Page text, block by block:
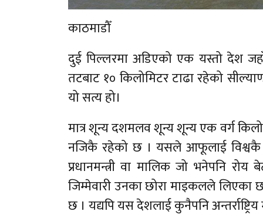
काठमाडौँ
दुई पिल्लरमा अडिएको एक यस्तो देश
तटबाट १० किलोमिटर टाढा रहेको
यो सत्य हो।
मात्र शून्य दशमलव शून्य शून्य एक वर्ग
नजिकै रहेको छ । यसले आफूलाई विश्वकै
प्रधानमन्त्री वा मालिक जो भनेपनि
जिम्मेवारी उनका छोरा माइकलले लिएका
छ । यद्यपि यस देशलाई कुनैपनि